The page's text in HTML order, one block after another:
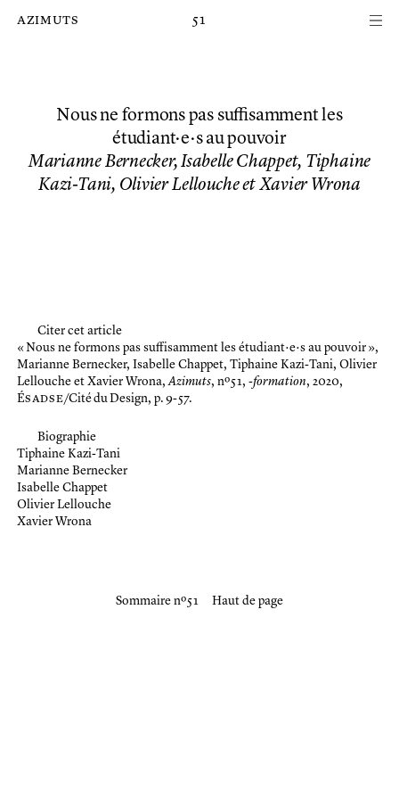
azimuts 51
Nous ne formons pas suffisamment les
étudiant·e·s au pouvoir
Marianne Bernecker, Isabelle Chappet, Tiphaine
Kazi-Tani, Olivier Lellouche et Xavier Wrona
Citer cet article
« Nous ne formons pas suffisamment les étudiant·e·s au pouvoir »,
Marianne Bernecker, Isabelle Chappet, Tiphaine Kazi-Tani, Olivier
Lellouche et Xavier Wrona,Azimuts, nº 51, -formation, 2020,
Ésadse/Cité du Design, p. 9-57.
Biographie
Tiphaine Kazi-Tani
Marianne Bernecker
Isabelle Chappet
Olivier Lellouche
Xavier Wrona
Sommaire nº 51 Haut de page